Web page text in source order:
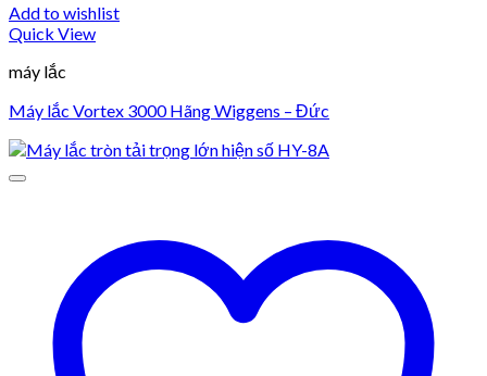
Add to wishlist
Quick View
máy lắc
Máy lắc Vortex 3000 Hãng Wiggens – Đức